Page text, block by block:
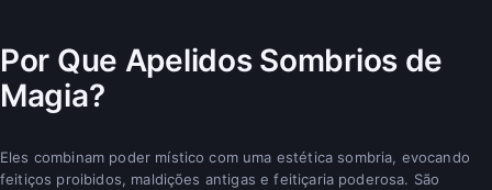
Por Que Apelidos Sombrios de
Magia?
Eles combinam poder místico com uma estética sombria, evocando
feitiços proibidos, maldições antigas e feitiçaria poderosa. São